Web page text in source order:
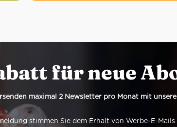
für neue
maximal 2 Newsletter pro Monat mit
stimmen Sie dem Erhalt von Werbe-E-